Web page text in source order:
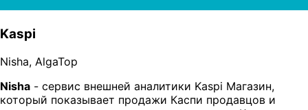
Kaspi
Nisha, AlgaTop
Nisha - сервис внешней аналитики Kaspi Магазин,
который показывает продажи Каспи продавцов и